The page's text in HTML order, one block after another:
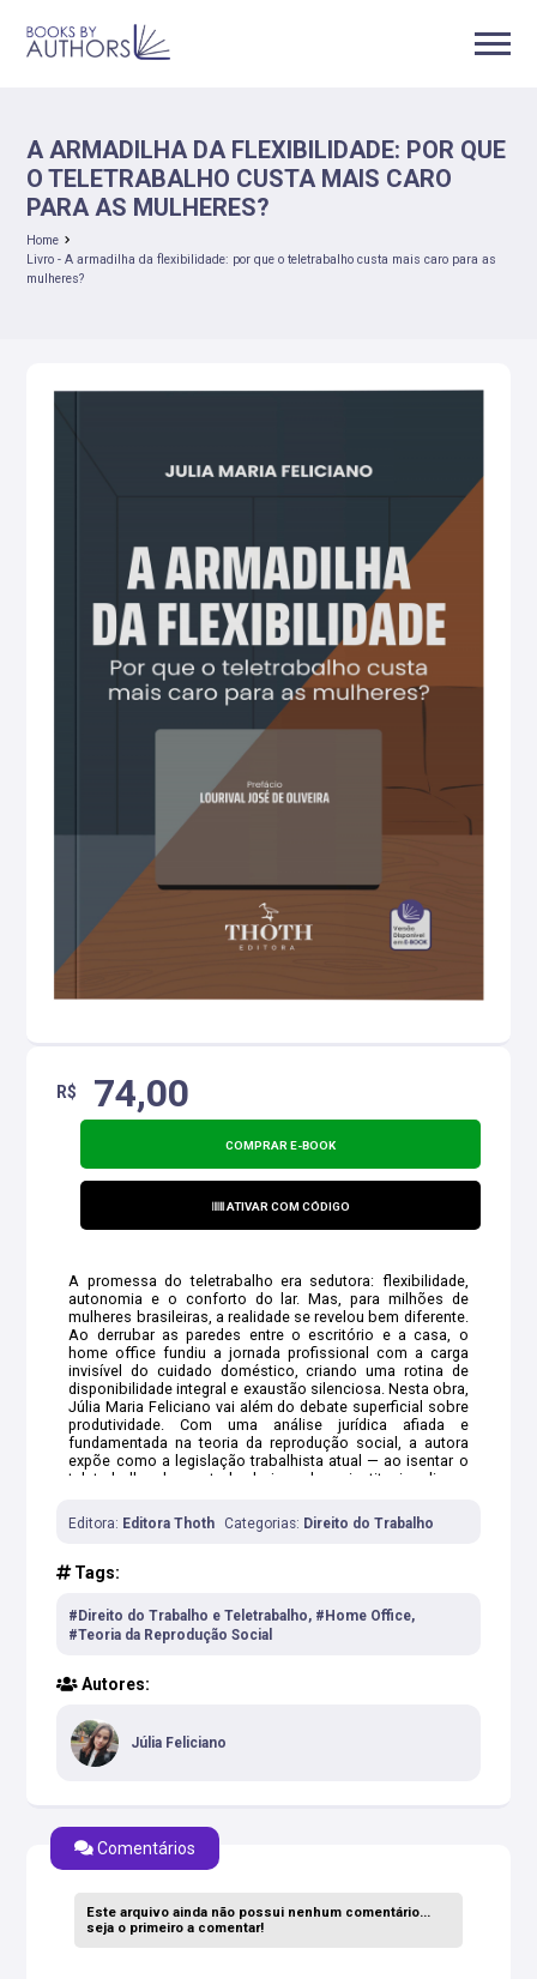
A ARMADILHA DA FLEXIBILIDADE: POR QUE
O TELETRABALHO CUSTA MAIS CARO
PARA AS MULHERES?
Home
Livro - A armadilha da flexibilidade: por que o teletrabalho custa mais caro para as
mulheres?
R$ 74,00
COMPRAR E-BOOK
ATIVAR COM CÓDIGO
A promessa do teletrabalho era sedutora: flexibilidade,
autonomia e o conforto do lar. Mas, para milhões de
mulheres brasileiras, a realidade se revelou bem diferente.
Ao derrubar as paredes entre o escritório e a casa, o
home office fundiu a jornada profissional com a carga
invisível do cuidado doméstico, criando uma rotina de
disponibilidade integral e exaustão silenciosa. Nesta obra,
Júlia Maria Feliciano vai além do debate superficial sobre
produtividade. Com uma análise jurídica afiada e
fundamentada na teoria da reprodução social, a autora
expõe como a legislação trabalhista atual — ao isentar o
teletrabalho do controle de jornada — institucionaliza a
Editora: Editora Thoth Categorias: Direito do Trabalho
Tags:
#Direito do Trabalho e Teletrabalho, #Home Office,
#Teoria da Reprodução Social
Autores:
Júlia Feliciano
Comentários
Este arquivo ainda não possui nenhum comentário...
seja o primeiro a comentar!